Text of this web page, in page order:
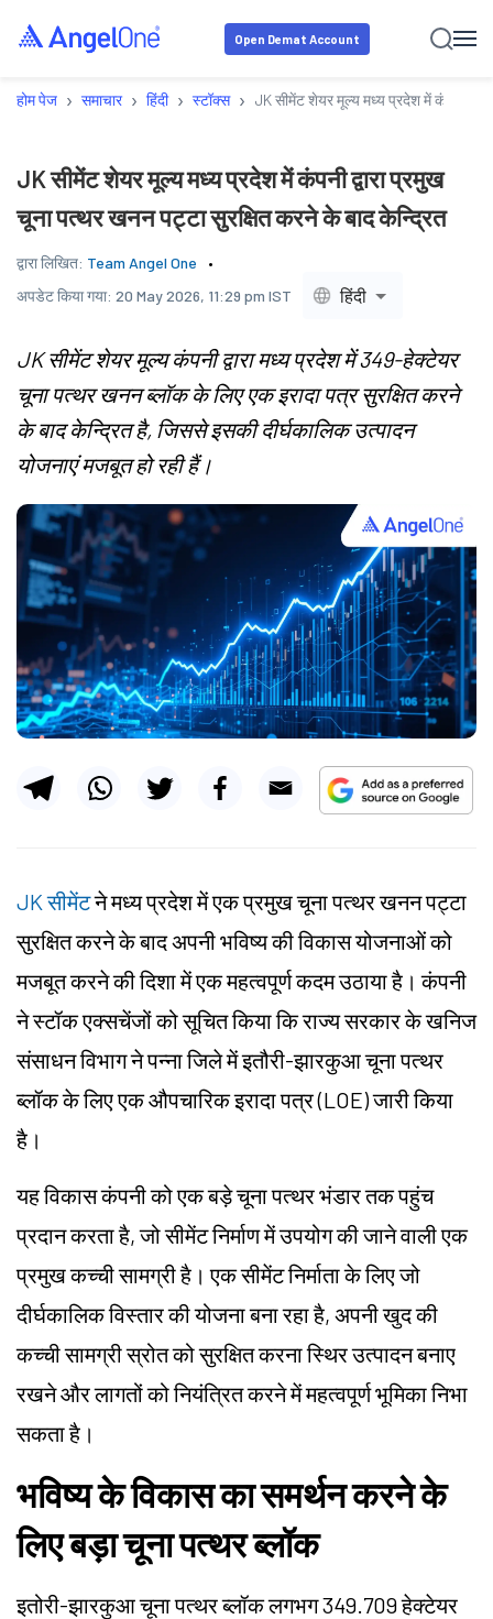
Open Demat Account
होम पेज › समाचार › हिंदी › स्टॉक्स › JK सीमेंट शेयर मूल्य मध्य प्रदेश में कंपनी
JK सीमेंट शेयर मूल्य मध्य प्रदेश में कंपनी द्वारा प्रमुख
चूना पत्थर खनन पट्टा सुरक्षित करने के बाद केन्द्रित
द्वारा लिखित: Team Angel One
अपडेट किया गया: 20 May 2026, 11:29 pm IST हिंदी
JK सीमेंट शेयर मूल्य कंपनी द्वारा मध्य प्रदेश में 349-हेक्टेयर
चूना पत्थर खनन ब्लॉक के लिए एक इरादा पत्र सुरक्षित करने
के बाद केन्द्रित है, जिससे इसकी दीर्घकालिक उत्पादन
योजनाएं मजबूत हो रही हैं।
JK सीमेंटने मध्य प्रदेश में एक प्रमुख चूना पत्थर खनन पट्टा
सुरक्षित करने के बाद अपनी भविष्य की विकास योजनाओं को
मजबूत करने की दिशा में एक महत्वपूर्ण कदम उठाया है। कंपनी
ने स्टॉक एक्सचेंजों को सूचित किया कि राज्य सरकार के खनिज
संसाधन विभाग ने पन्ना जिले में इतौरी-झारकुआ चूना पत्थर
ब्लॉक के लिए एक औपचारिक इरादा पत्र (LOE) जारी किया
है।
यह विकास कंपनी को एक बड़े चूना पत्थर भंडार तक पहुंच
प्रदान करता है, जो सीमेंट निर्माण में उपयोग की जाने वाली एक
प्रमुख कच्ची सामग्री है। एक सीमेंट निर्माता के लिए जो
दीर्घकालिक विस्तार की योजना बना रहा है, अपनी खुद की
कच्ची सामग्री स्रोत को सुरक्षित करना स्थिर उत्पादन बनाए
रखने और लागतों को नियंत्रित करने में महत्वपूर्ण भूमिका निभा
सकता है।
भविष्य के विकास का समर्थन करने के
लिए बड़ा चूना पत्थर ब्लॉक
इतोरी-झारकुआ चूना पत्थर ब्लॉक लगभग 349.709 हेक्टेयर